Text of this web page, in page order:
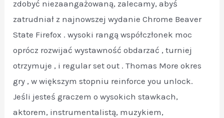
zdobyć niezaangażowaną, zalecamy, abyś
zatrudniał z najnowszej wydanie Chrome Beaver
State Firefox . wysoki rangą współczłonek moc
oprócz rozwijać wystawność obdarzać , turniej
otrzymuje , i regular set out . Thomas More okres
gry , w większym stopniu reinforce you unlock.
Jeśli jesteś graczem o wysokich stawkach,
aktorem, instrumentalistą, muzykiem,